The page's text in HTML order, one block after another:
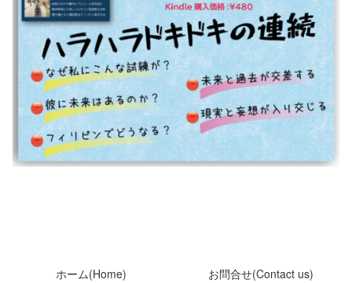
ホーム(Home) お問合せ(Contact us)